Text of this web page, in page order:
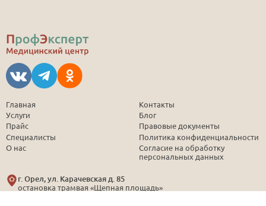
Главная
Услуги
Прайс
Специалисты
О нас
Контакты
Блог
Правовые документы
Политика конфиденциальности
Согласие на обработку
персональных данных
г. Орел, ул. Карачевская д. 85
остановка трамвая «Щепная площадь»